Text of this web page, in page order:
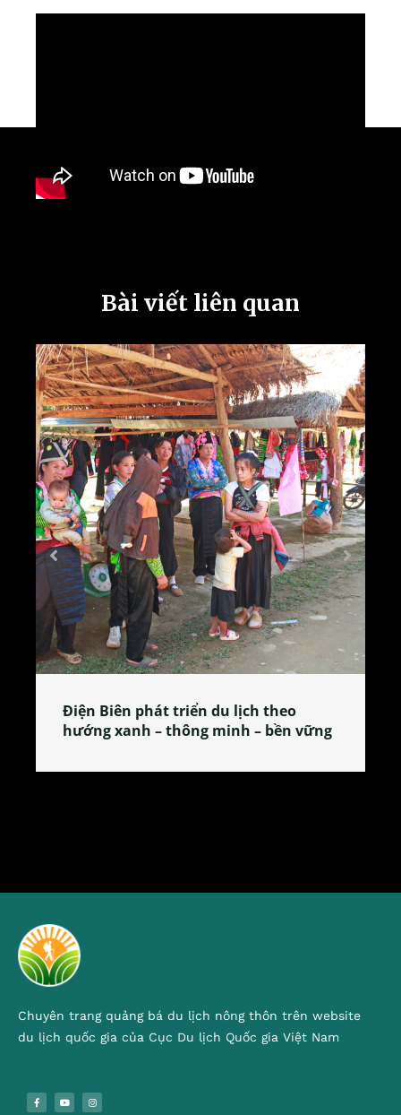
Bài viết liên quan
Làng làm bánh tẻ Phú Nhi – nơi lan
tỏa đặc sản xứ Đoài
Chuyên trang quảng bá du lịch nông thôn trên website
du lịch quốc gia của Cục Du lịch Quốc gia Việt Nam